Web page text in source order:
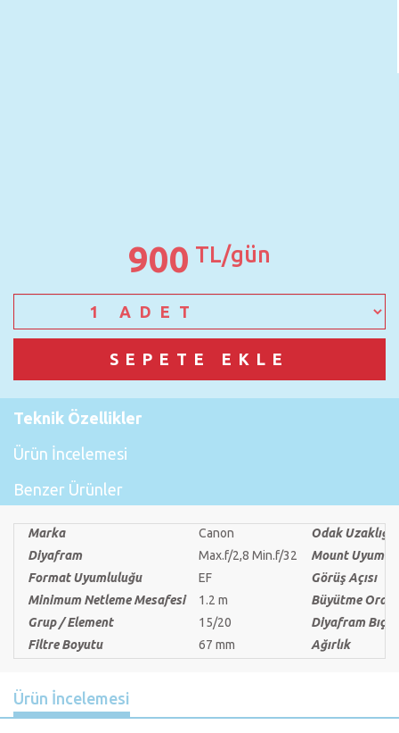
900 TL/gün
Teknik Özellikler
Ürün İncelemesi
Benzer Ürünler
Marka Canon
Odak Uzaklığı
Diyafram
Max.f/2,8 Min.f/32
Mount
Format Uyumluluğu
EF
Görüş Açısı
Minimum Netleme Mesafesi
1.2 m
Büyütme Oranı
Grup / Element
15/20
Diyafram
Filtre Boyutu
67 mm Ağırlık
Ürün İncelemesi